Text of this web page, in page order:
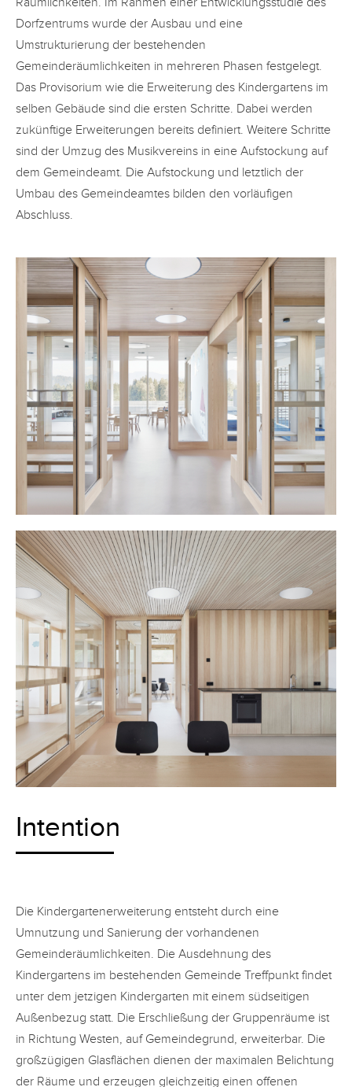
Dorfzentrums wurde der Ausbau und eine
Umstrukturierung der bestehenden
Gemeinderäumlichkeiten in mehreren Phasen festgelegt.
Das Provisorium wie die Erweiterung des Kindergartens im
selben Gebäude sind die ersten Schritte. Dabei werden
zukünftige Erweiterungen bereits definiert. Weitere Schritte
sind der Umzug des Musikvereins in eine Aufstockung auf
dem Gemeindeamt. Die Aufstockung und letztlich der
Umbau des Gemeindeamtes bilden den vorläufigen
Abschluss.
Intention
Die Kindergartenerweiterung entsteht durch eine
Umnutzung und Sanierung der vorhandenen
Gemeinderäumlichkeiten. Die Ausdehnung des
Kindergartens im bestehenden Gemeinde Treffpunkt findet
unter dem jetzigen Kindergarten mit einem südseitigen
Außenbezug statt. Die Erschließung der Gruppenräume ist
in Richtung Westen, auf Gemeindegrund, erweiterbar. Die
großzügigen Glasflächen dienen der maximalen Belichtung
der Räume und erzeugen gleichzeitig einen offenen